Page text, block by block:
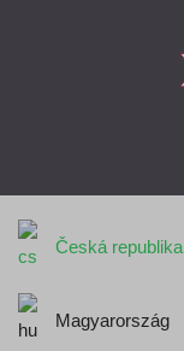
Česká republika
Magyarország